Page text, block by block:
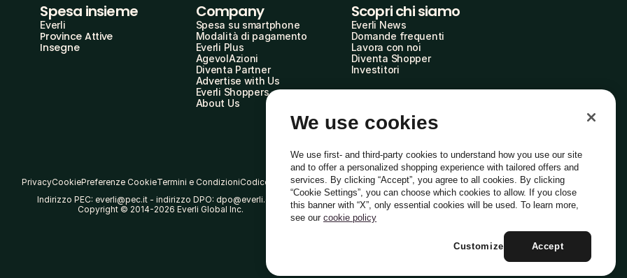
Spesa insieme
Everli
Province Attive
Insegne
Company
Spesa su smartphone
Modalità di pagamento
Everli Plus
AgevolAzioni
Diventa Partner
Advertise with Us
Everli Shoppers
About Us
Scopri chi siamo
Everli News
Domande frequenti
Lavora con noi
Diventa Shopper
Investitori
PrivacyCookiePreferenze CookieTermini e CondizioniCodice Etico
Indirizzo PEC: everli@pec.it - indirizzo DPO: dpo@everli.com
Copyright © 2014-2026 Everli Global Inc.
Italiano
We use cookies
We use first- and third-party cookies to understand how you use our site
and to offer a personalized shopping experience with tailored offers and
services. By clicking “Accept”, you agree to all cookies. By clicking
“Cookie Settings”, you can choose which cookies to allow. If you close
this banner with “X”, only essential cookies will be used. To learn more,
see our cookie policy
Accept
Customize